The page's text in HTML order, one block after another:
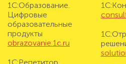
1С:Образование.
Цифровые
образовательные
продукты
obrazovanie.1c.ru